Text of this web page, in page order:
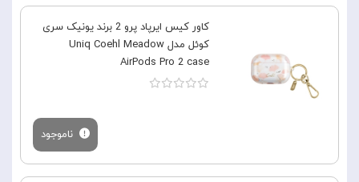
کاور کیس ایرپاد پرو 2 برند یونیک سری
کوئل مدل Uniq Coehl Meadow
AirPods Pro 2 case
ناموجود